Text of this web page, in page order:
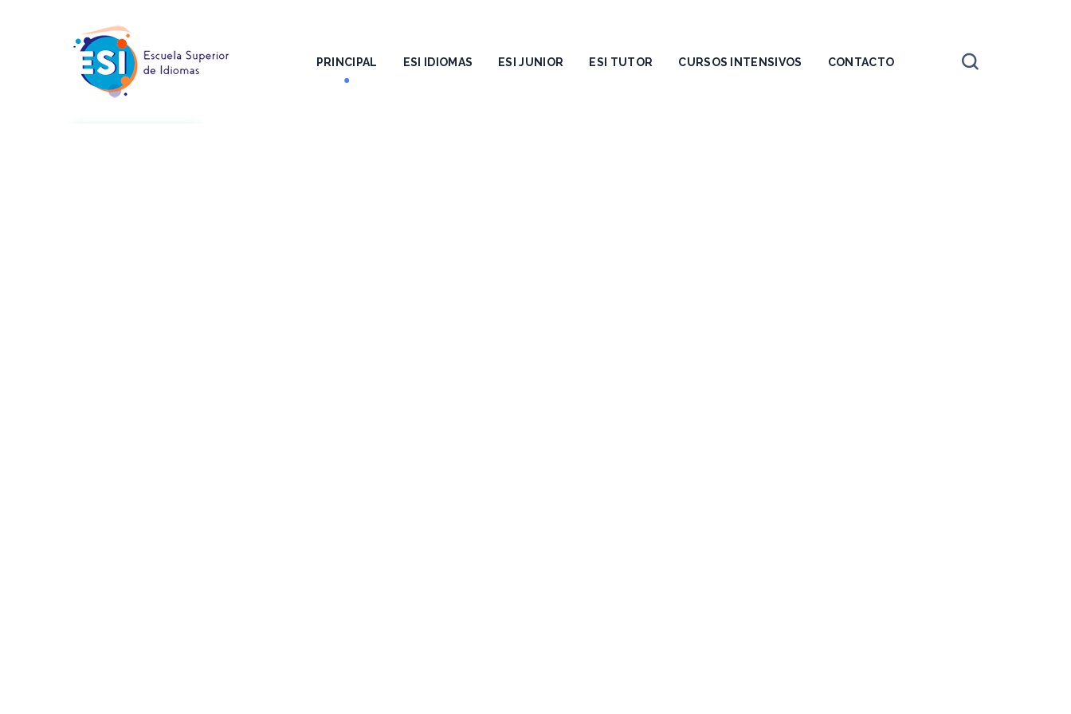
PRINCIPAL ESI IDIOMAS ESI JUNIOR ESI TUTOR CURSOS INTENSIVOS CONTACTO